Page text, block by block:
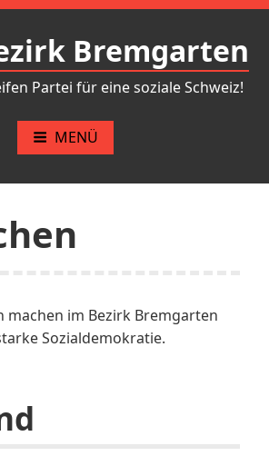
Bremgarten
Partei für eine soziale Schweiz!
MENÜ
machen im Bezirk Bremgarten
Sozialdemokratie.